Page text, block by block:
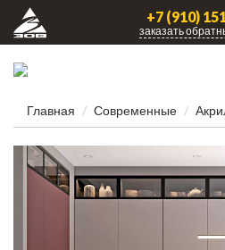
+7 (910)
заказать
Главная Современные